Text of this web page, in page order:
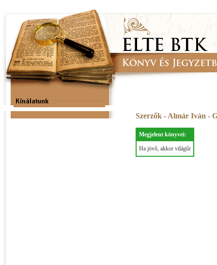
Szerzők - Almár Iván -
Megjelent könyvei:
Ha jövő, akkor világűr